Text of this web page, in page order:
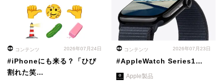
コンテンツ 2026年07月24日
#iPhoneにも来る？「ひび
割れた笑…
コンテンツ 2026年07月23日
#AppleWatch Series1…
Apple製品